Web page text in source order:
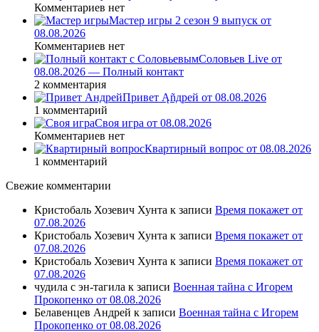
Комментариев нет
Мастер игры 2 сезон 9 выпуск от
08.08.2026
Комментариев нет
Соловьев Live от
08.08.2026 — Полный контакт
2 комментария
Привет Ąñдpей от 08.08.2026
1 комментарий
Своя игра от 08.08.2026
Комментариев нет
Квартирный вопрос от 08.08.2026
1 комментарий
Свежие комментарии
Кристобаль Хозевич Хунта к записи Время покажет от
07.08.2026
Кристобаль Хозевич Хунта к записи Время покажет от
07.08.2026
Кристобаль Хозевич Хунта к записи Время покажет от
07.08.2026
чудила с эн-тагила к записи Военная тайна с Игорем
Прокопенко от 08.08.2026
Белавенцев Андрей к записи Военная тайна с Игорем
Прокопенко от 08.08.2026